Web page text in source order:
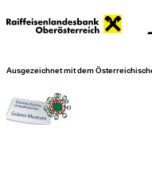
Ausgezeichnet mit dem